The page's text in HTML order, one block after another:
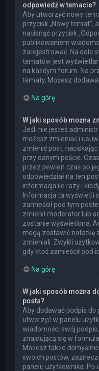
odpowiedź w temacie?
Aby utworzyć nowy
przycisk „Nowy temat”,
nacisnąć przycisk
publikowaniem
zarejestrować. Na dole
tematów jest
na każdym forum. Na
tematy, Możesz
Na górę
W jaki sposób można
Jeśli nie jesteś
możesz zmieniać i
zmienić post, naciskając
przy danym poście.
przez pewien czas po
odpowiedział na ten
informacja ile razy i
Informacja ta wyświetli
zamieścił pod tym
zmienił moderator lub
zostanie wyświetlona.
mogą zostawić notatkę
zmieniali. Zwykli
gdy ktoś zamieścił pod
Na górę
W jaki sposób można
posta?
Aby dodawać podpis do
utworzyć w panelu
wiadomości swój
znajdującą się w
Możesz także
swoich postów,
panelu użytkownika. Po